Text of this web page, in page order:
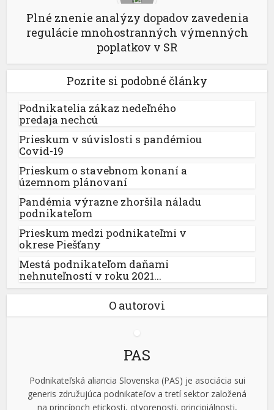
Plné znenie analýzy dopadov zavedenia
regulácie mnohostranných výmenných
poplatkov v SR
Pozrite si podobné články
Podnikatelia zákaz nedeľného
predaja nechcú
Prieskum v súvislosti s pandémiou
Covid-19
Prieskum o stavebnom konaní a
územnom plánovaní
Pandémia výrazne zhoršila náladu
podnikateľom
Prieskum medzi podnikateľmi v
okrese Piešťany
Mestá podnikateľom daňami
nehnuteľností v roku 2021...
O autorovi
PAS
Podnikateľská aliancia Slovenska (PAS) je asociácia sui
generis združujúca podnikateľov a tretí sektor založená
na princípoch etickosti, otvorenosti, principiálnosti,